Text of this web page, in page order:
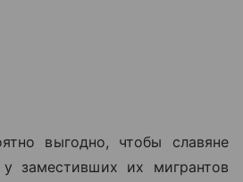
выгодно, чтобы славяне
у заместивших их мигрантов